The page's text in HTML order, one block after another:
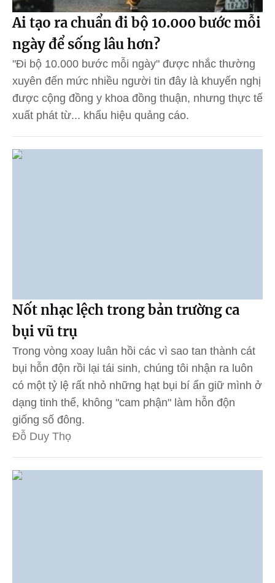
Ai tạo ra chuẩn đi bộ 10.000 bước mỗi
ngày để sống lâu hơn?
"Đi bộ 10.000 bước mỗi ngày" được nhắc thường
xuyên đến mức nhiều người tin đây là khuyến nghị
được cộng đồng y khoa đồng thuận, nhưng thực tế
xuất phát từ... khẩu hiệu quảng cáo.
Nốt nhạc lệch trong bản trường ca
bụi vũ trụ
Trong vòng xoay luân hồi các vì sao tan thành cát
bụi hỗn độn rồi lại tái sinh, chúng tôi nhận ra luôn
có một tỷ lệ rất nhỏ những hạt bụi bí ẩn giữ mình ở
dạng tinh thể, không "cam phận" làm hỗn độn
giống số đông.
Đỗ Duy Thọ